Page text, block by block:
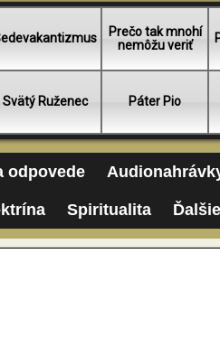
Prečo tak mnohí
nemôžu veriť
Svätý Ruženec Páter Pio
odpovede
Spiritualita